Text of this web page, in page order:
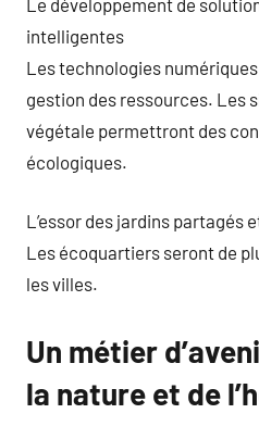
intelligentes
Les technologies
gestion des ressources. Les
végétale permettront des
écologiques.
L’essor des jardins partagés
Les écoquartiers seront de
les villes.
Un métier
la nature et de